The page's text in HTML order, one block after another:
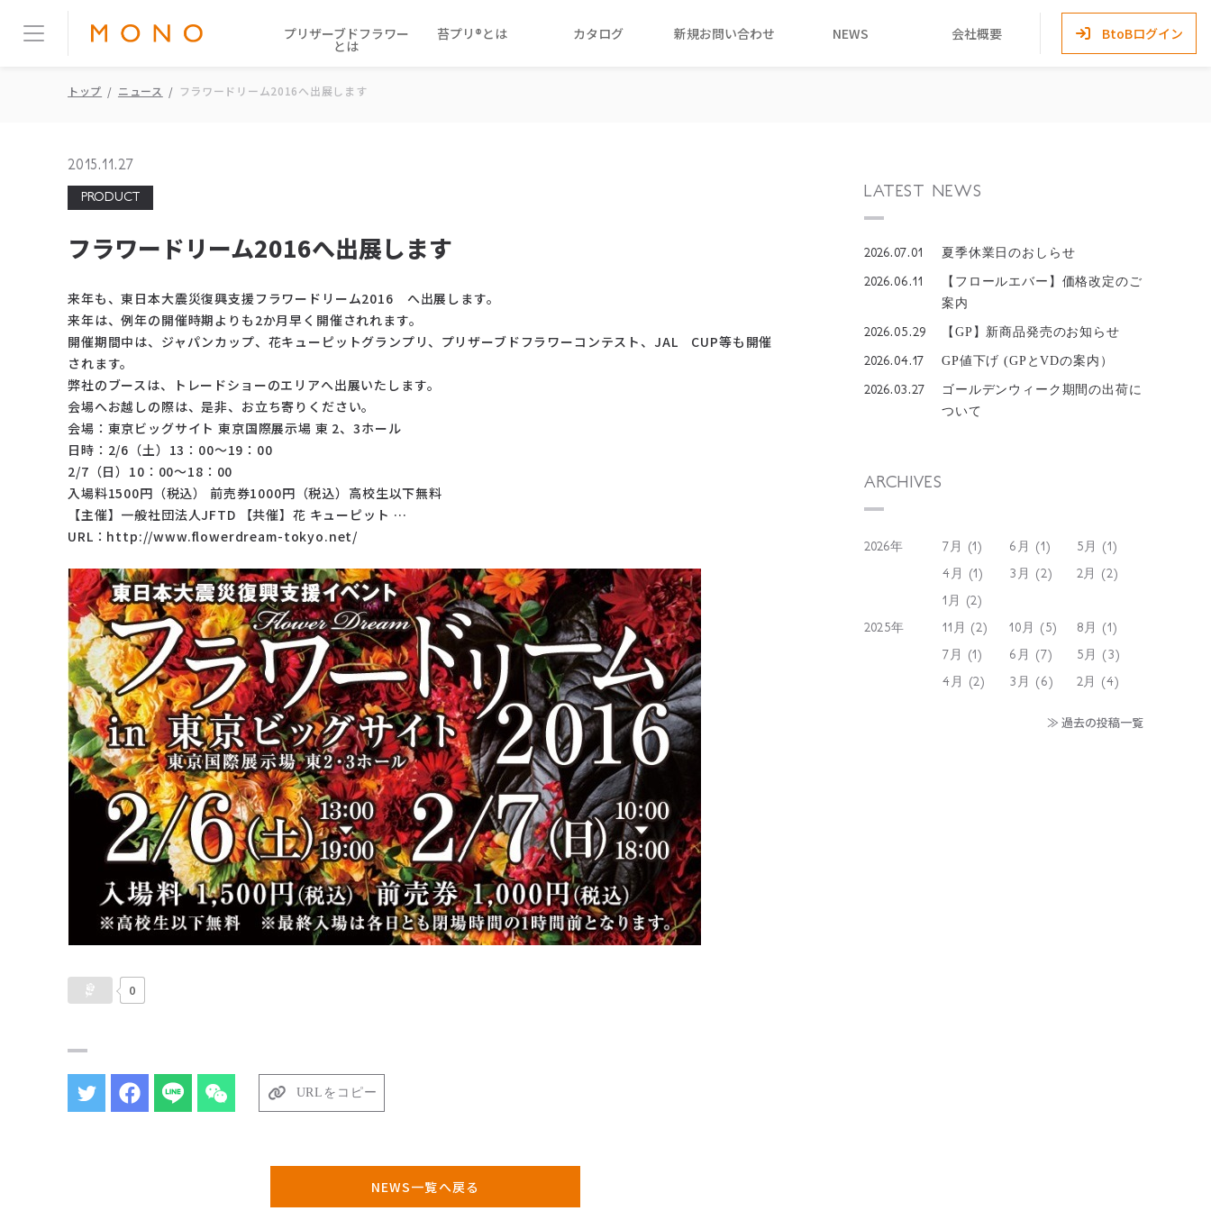
プリザーブドフラワー
とは
苔プリ®とは カタログ 新規お問い合わせ NEWS 会社概要 BtoBログイン
トップ ニュース フラワードリーム2016へ出展します
2015.11.27
PRODUCT
フラワードリーム2016へ出展します
来年も、東日本大震災復興支援フラワードリーム2016 へ出展します。
来年は、例年の開催時期よりも2か月早く開催されれます。
開催期間中は、ジャパンカップ、花キューピットグランプリ、プリザーブドフラワーコンテスト、JAL CUP等も開催
されます。
弊社のブースは、トレードショーのエリアへ出展いたします。
会場へお越しの際は、是非、お立ち寄りください。
会場：東京ビッグサイト 東京国際展示場 東 2、3ホール
日時：2/6（土）13：00～19：00
2/7（日）10：00～18：00
入場料1500円（税込） 前売券1000円（税込）高校生以下無料
【主催】一般社団法人JFTD 【共催】花 キューピット …
URL：http://www.flowerdream-tokyo.net/
0
URLをコピー
NEWS一覧へ戻る
LATEST NEWS
2026.07.01 夏季休業日のおしらせ
2026.06.11
【フロールエバー】価格改定のご
案内
2026.05.29 【GP】新商品発売のお知らせ
2026.04.17 GP値下げ (GPとVDの案内）
2026.03.27
ゴールデンウィーク期間の出荷に
ついて
ARCHIVES
2026年 7月 (1) 6月 (1)
5月 (1)
4月 (1)
3月 (2)
2月 (2)
1月 (2)
2025年
11月 (2) 10月 (5)
8月 (1)
7月 (1)
6月 (7)
5月 (3)
4月 (2)
3月 (6) 2月 (4)
≫ 過去の投稿一覧